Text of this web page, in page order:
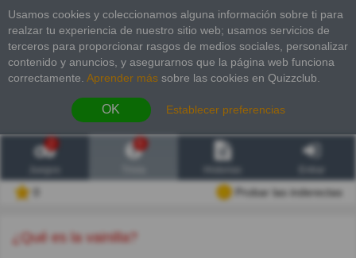
Usamos cookies y coleccionamos alguna información sobre ti para
realzar tu experiencia de nuestro sitio web; usamos servicios de
terceros para proporcionar rasgos de medios sociales, personalizar
contenido y anuncios, y asegurarnos que la página web funciona
correctamente. Aprender más sobre las cookies en Quizzclub.
OK Establecer preferencias
2
Probar las inderectas
¿Qué es la vainilla?